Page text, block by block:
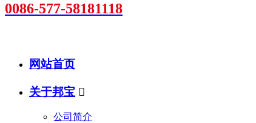
0086-577-58181118
网站首页
关于邦宝 
公司简介